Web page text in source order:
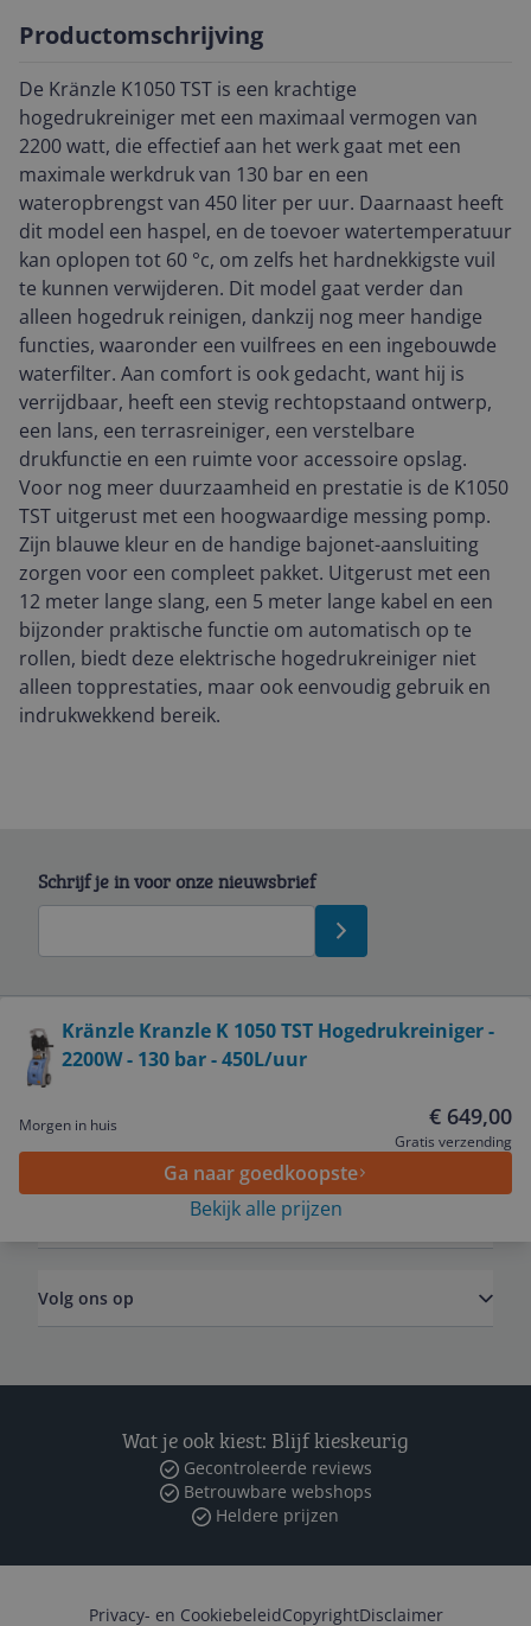
Productomschrijving
De Kränzle K1050 TST is een krachtige
hogedrukreiniger met een maximaal vermogen van
2200 watt, die effectief aan het werk gaat met een
maximale werkdruk van 130 bar en een
wateropbrengst van 450 liter per uur. Daarnaast heeft
dit model een haspel, en de toevoer watertemperatuur
kan oplopen tot 60 °c, om zelfs het hardnekkigste vuil
te kunnen verwijderen. Dit model gaat verder dan
alleen hogedruk reinigen, dankzij nog meer handige
functies, waaronder een vuilfrees en een ingebouwde
waterfilter. Aan comfort is ook gedacht, want hij is
verrijdbaar, heeft een stevig rechtopstaand ontwerp,
een lans, een terrasreiniger, een verstelbare
drukfunctie en een ruimte voor accessoire opslag.
Voor nog meer duurzaamheid en prestatie is de K1050
TST uitgerust met een hoogwaardige messing pomp.
Zijn blauwe kleur en de handige bajonet-aansluiting
zorgen voor een compleet pakket. Uitgerust met een
12 meter lange slang, een 5 meter lange kabel en een
bijzonder praktische functie om automatisch op te
rollen, biedt deze elektrische hogedrukreiniger niet
alleen topprestaties, maar ook eenvoudig gebruik en
indrukwekkend bereik.
Kränzle Kranzle K 1050 TST Hogedrukreiniger -
2200W - 130 bar - 450L/uur
Morgen in huis € 649,00
Gratis verzending
Ga naar goedkoopste
Bekijk alle prijzen
Schrijf je in voor onze nieuwsbrief
Service
Algemeen
Volg ons op
Wat je ook kiest: Blijf kieskeurig
Gecontroleerde reviews
Betrouwbare webshops
Heldere prijzen
Privacy- en CookiebeleidCopyrightDisclaimer